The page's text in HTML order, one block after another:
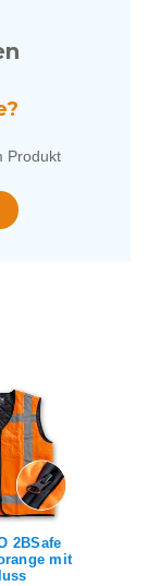
Produkt
2BSafe
mit